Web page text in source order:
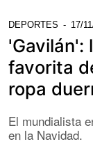
DEPORTES - 17/
'Gavilán':
favorita
ropa
El mundialista
en la Navidad.